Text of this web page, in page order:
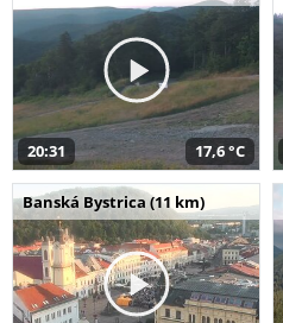
20:31 17,6 °C
Banská Bystrica (11 km)